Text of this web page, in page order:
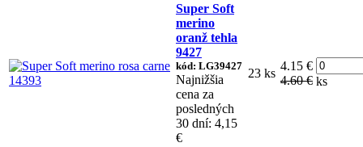
Super Soft
merino
oranž tehla
9427
kód: LG39427
Najnižšia
cena za
posledných
30 dní: 4,15
€
23 ks
4.15 €
4.60 € ks